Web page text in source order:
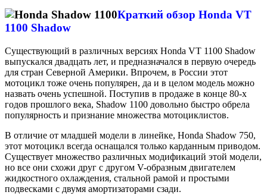
Краткий обзор Honda VT
1100 Shadow
Существующий в различных версиях Honda VT 1100 Shadow
выпускался двадцать лет, и предназначался в первую очередь
для стран Северной Америки. Впрочем, в России этот
мотоцикл тоже очень популярен, да и в целом модель можно
назвать очень успешной. Поступив в продаже в конце 80-х
годов прошлого века, Shadow 1100 довольно быстро обрела
популярность и признание множества мотоциклистов.
В отличие от младшей модели в линейке, Honda Shadow 750,
этот мотоцикл всегда оснащался только карданным приводом.
Существует множество различных модификаций этой модели,
но все они схожи друг с другом V-образным двигателем
жидкостного охлаждения, стальной рамой и простыми
подвесками с двумя амортизаторами сзади.